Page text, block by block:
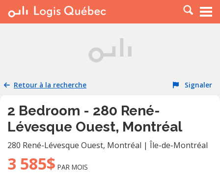
À LOUER
PLACER UNE ANNONCE
RESSOURCES
Retour à la recherche Signaler
2 Bedroom - 280 René-
Lévesque Ouest, Montréal
280 René-Lévesque Ouest, Montréal | Île-de-Montréal
3 585$ PAR MOIS